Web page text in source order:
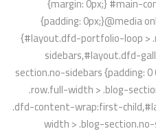
{padding: 0px;}@media
{#layout.dfd-portfolio-loop >
sidebars,#layout.dfd-
section.no-sidebars {padding:
.row.full-width > .blog-
.dfd-content-wrap:first-
width > .blog-